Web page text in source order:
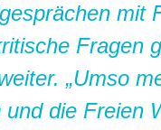
mit
Fragen
„Umso
die Freien